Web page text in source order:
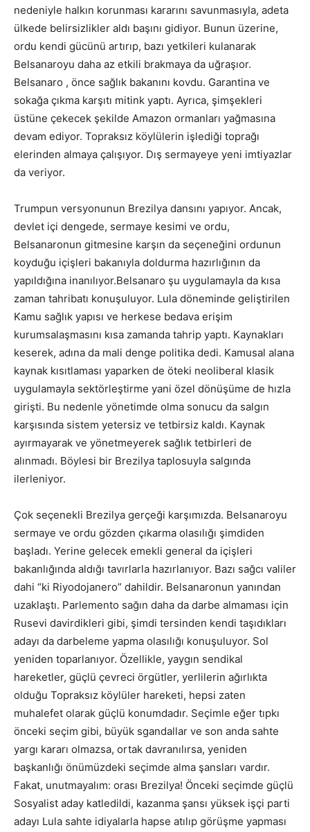
nedeniyle halkın korunması kararını savunmasıyla, adeta
ülkede belirsizlikler aldı başını gidiyor. Bunun üzerine,
ordu kendi gücünü artırıp, bazı yetkileri kulanarak
Belsanaroyu daha az etkili brakmaya da uğraşıor.
Belsanaro , önce sağlık bakanını kovdu. Garantina ve
sokağa çıkma karşıtı mitink yaptı. Ayrıca, şimşekleri
üstüne çekecek şekilde Amazon ormanları yağmasına
devam ediyor. Topraksız köylülerin işlediği toprağı
elerinden almaya çalışıyor. Dış sermayeye yeni imtiyazlar
da veriyor.
Trumpun versyonunun Brezilya dansını yapıyor. Ancak,
devlet içi dengede, sermaye kesimi ve ordu,
Belsanaronun gitmesine karşın da seçeneğini ordunun
koyduğu içişleri bakanıyla doldurma hazırlığının da
yapıldığına inanılıyor.Belsanaro şu uygulamayla da kısa
zaman tahribatı konuşuluyor. Lula döneminde geliştirilen
Kamu sağlık yapısı ve herkese bedava erişim
kurumsalaşmasını kısa zamanda tahrip yaptı. Kaynakları
keserek, adına da mali denge politika dedi. Kamusal alana
kaynak kısıtlaması yaparken de öteki neoliberal klasik
uygulamayla sektörleştirme yani özel dönüşüme de hızla
girişti. Bu nedenle yönetimde olma sonucu da salgın
karşısında sistem yetersiz ve tetbirsiz kaldı. Kaynak
ayırmayarak ve yönetmeyerek sağlık tetbirleri de
alınmadı. Böylesi bir Brezilya taplosuyla salgında
ilerleniyor.
Çok seçenekli Brezilya gerçeği karşımızda. Belsanaroyu
sermaye ve ordu gözden çıkarma olasılığı şimdiden
başladı. Yerine gelecek emekli general da içişleri
bakanlığında aldığı tavırlarla hazırlanıyor. Bazı sağcı valiler
dahi “ki Riyodojanero” dahildir. Belsanaronun yanından
uzaklaştı. Parlemento sağın daha da darbe almaması için
Rusevi davirdikleri gibi, şimdi tersinden kendi taşıdıkları
adayı da darbeleme yapma olasılığı konuşuluyor. Sol
yeniden toparlanıyor. Özellikle, yaygın sendikal
hareketler, güçlü çevreci örgütler, yerlilerin ağırlıkta
olduğu Topraksız köylüler hareketi, hepsi zaten
muhalefet olarak güçlü konumdadır. Seçimle eğer tıpkı
önceki seçim gibi, büyük sgandallar ve son anda sahte
yargı kararı olmazsa, ortak davranılırsa, yeniden
başkanlığı önümüzdeki seçimde alma şansları vardır.
Fakat, unutmayalım: orası Brezilya! Önceki seçimde güçlü
Sosyalist aday katledildi, kazanma şansı yüksek işçi parti
adayı Lula sahte idiyalarla hapse atılıp görüşme yapması